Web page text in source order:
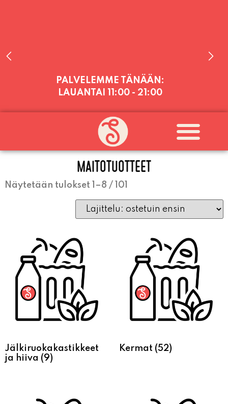
PALVELEMME TÄNÄÄN:
LAUANTAI 11:00 - 21:00
PALVELEMME PÄIVITTÄIN (MA-SU
KLO 11-21) SUNNUNTAIHIN 16.8.
SAAKKA JONKA JÄLKEEN OLEMME
AVOINNA VIIKONLOPPUISIN (PE-
SU) ELOKUUN LOPPUUN ASTI
MAITOTUOTTEET
Näytetään tulokset 1–8 / 101
Jälkiruokakastikkeet
ja hiiva (9)
Kermat (52)